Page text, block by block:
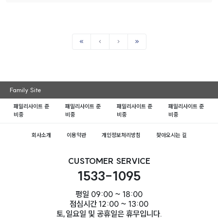
Family Site
패밀리사이트 준
비중
패밀리사이트 준
비중
패밀리사이트 준
비중
패밀리사이트 준
비중
회사소개 이용약관 개인정보처리방침 찾아오시는 길
CUSTOMER SERVICE
1533-1095
평일 09:00 ~ 18:00
점심시간 12:00 ~ 13:00
토,일요일 및 공휴일은 휴무입니다.